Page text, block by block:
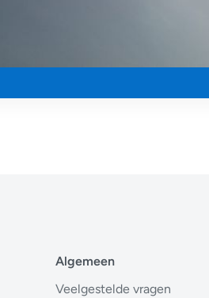
Algemeen
Veelgestelde vragen